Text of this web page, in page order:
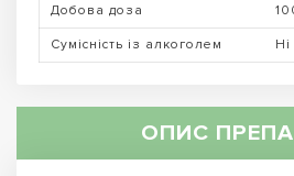
Добова доза
Сумісність із алкоголем Ні
ОПИС